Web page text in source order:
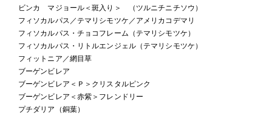
ビンカ マジョール＜斑入り＞ （ツルニチニチソウ）
フィソカルパス／テマリシモツケ／アメリカコデマリ
フィソカルパス・チョコフレーム（テマリシモツケ）
フィソカルパス・リトルエンジェル（テマリシモツケ）
フィットニア／網目草
ブーゲンビレア
ブーゲンビレア＜Ｐ＞クリスタルピンク
ブーゲンビレア＜赤紫＞フレンドリー
プチダリア（銅葉）